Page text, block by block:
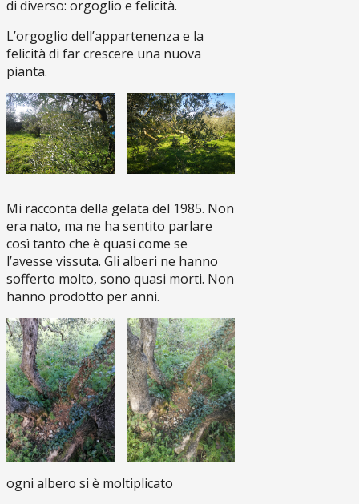
di diverso: orgoglio e felicità.
L’orgoglio dell’appartenenza e la
felicità di far crescere una nuova
pianta.
Mi racconta della gelata del 1985. Non
era nato, ma ne ha sentito parlare
così tanto che è quasi come se
l’avesse vissuta. Gli alberi ne hanno
sofferto molto, sono quasi morti. Non
hanno prodotto per anni.
ogni albero si è moltiplicato